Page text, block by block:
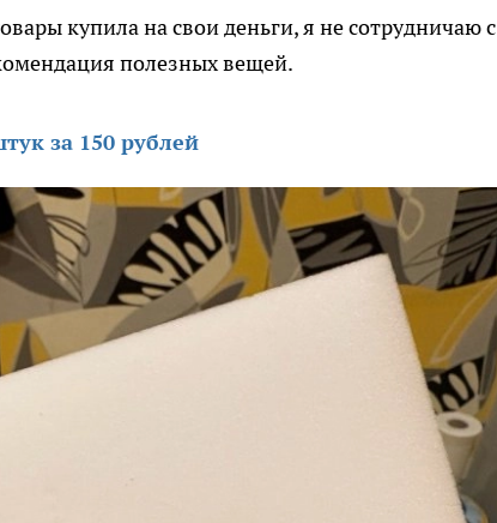
купила на свои деньги, я не сотрудничаю с
полезных вещей.
за 150 рублей